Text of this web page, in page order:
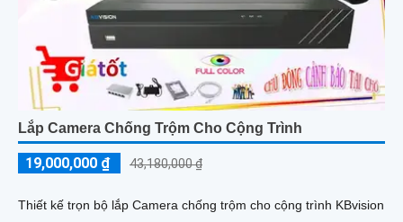
Lắp Camera Chống Trộm Cho Cộng Trình
19,000,000 ₫ 43,180,000 ₫
Thiết kế trọn bộ lắp Camera chống trộm cho cộng trình KBvision